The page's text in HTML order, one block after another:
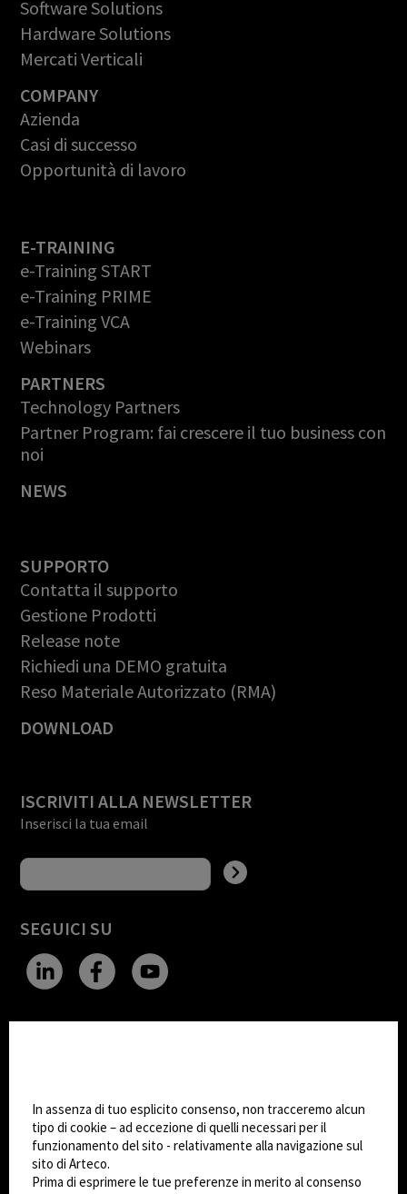
Software Solutions
Hardware Solutions
Mercati Verticali
COMPANY
Azienda
Casi di successo
Opportunità di lavoro
E-TRAINING
e-Training START
e-Training PRIME
e-Training VCA
Webinars
PARTNERS
Technology Partners
Partner Program: fai crescere il tuo business con
noi
NEWS
SUPPORTO
Contatta il supporto
Gestione Prodotti
Release note
Richiedi una DEMO gratuita
Reso Materiale Autorizzato (RMA)
DOWNLOAD
ISCRIVITI ALLA NEWSLETTER
Inserisci la tua email
SEGUICI SU
Dark Mode
© 2026Arteco srl - Società soggetta a direzione
e coordinamento di KRENOVA SRL (Società a
In assenza di tuo esplicito consenso, non tracceremo alcun
tipo di cookie – ad eccezione di quelli necessari per il
funzionamento del sito - relativamente alla navigazione sul
sito di Arteco.
Prima di esprimere le tue preferenze in merito al consenso